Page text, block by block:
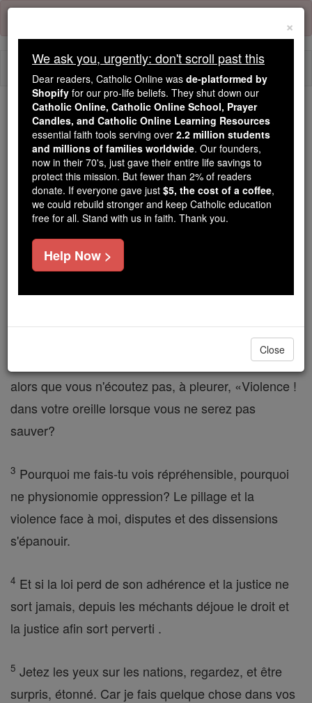
Skip
content
Trending:
Daily Reading for Thursday, October ...
Today's Reading The Mysteries of the Rosary
Habacuc - Chapitre 1
Habacuc ⌄
L'accusation selon laquelle le prophète Habacuc
Jusques à quand, Yahvé, je suis à pleurer de l'aide
alors que vous n'écoutez pas, à pleurer, «Violence !
dans votre oreille lorsque vous ne serez pas
sauver?
3 Pourquoi me fais-tu vois répréhensible, pourquoi
ne physionomie oppression? Le pillage et la
violence face à moi, disputes et des dissensions
s'épanouir.
4 Et si la loi perd de son adhérence et la justice ne
sort jamais, depuis les méchants déjoue le droit et
la justice afin sort perverti .
5 Jetez les yeux sur les nations, regardez, et être
surpris, étonné. Car je fais quelque chose dans vos
×
We ask you, urgently: don't scroll past this
Dear readers, Catholic Online was de-platformed by
Shopify for our pro-life beliefs. They shut down our
Catholic Online, Catholic Online School, Prayer
Candles, and Catholic Online Learning Resources
essential faith tools serving over 2.2 million students
and millions of families worldwide. Our founders,
now in their 70's, just gave their entire life savings to
protect this mission. But fewer than 2% of readers
donate. If everyone gave just $5, the cost of a coffee,
we could rebuild stronger and keep Catholic education
free for all. Stand with us in faith. Thank you.
Help Now >
Close